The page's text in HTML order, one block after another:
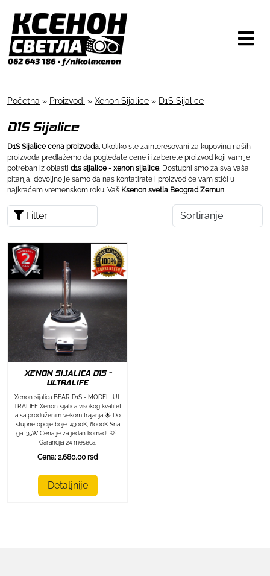
Početna » Proizvodi » Xenon Sijalice » D1S Sijalice
D1S Sijalice
D1S Sijalice cena proizvoda. Ukoliko ste zainteresovani za kupovinu naših
proizvoda predlažemo da pogledate cene i izaberete proizvod koji vam je
potreban iz oblasti d1s sijalice - xenon sijalice. Dostupni smo za sva vaša
pitanja, dovoljno je samo da nas kontatirate i proizvod će vam stići u
najkraćem vremenskom roku. Vaš Ksenon svetla Beograd Zemun
Filter
XENON SIJALICA D1S -
ULTRALIFE
Xenon sijalica BEAR D1S - MODEL: UL
TRALIFE Xenon sijalica visokog kvalitet
a sa produženim vekom trajanja 🌟 Do
stupne opcije boje: 4300K, 6000K Sna
ga: 35W Cena je za jedan komad! 💡
Garancija 24 meseca.
Cena: 2.680,00 rsd
Detaljnije